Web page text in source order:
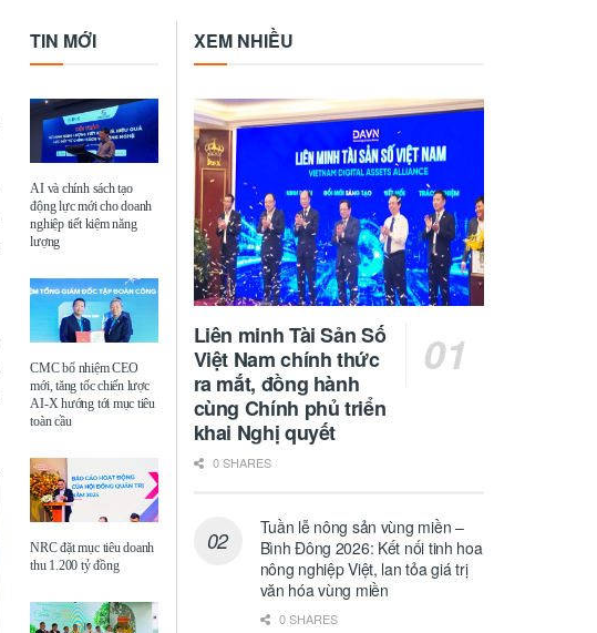
TIN MỚI
AI và chính sách tạo
động lực mới cho doanh
nghiệp tiết kiệm năng
lượng
CMC bổ nhiệm CEO
mới, tăng tốc chiến lược
AI-X hướng tới mục tiêu
toàn cầu
NRC đặt mục tiêu doanh
thu 1.200 tỷ đồng
XEM NHIỀU
Liên minh Tài Sản Số
Việt Nam chính thức
ra mắt, đồng hành
cùng Chính phủ triển
khai Nghị quyết
0 SHARES
Tuần lễ nông sản vùng miền –
Bình Đông 2026: Kết nối tinh hoa
nông nghiệp Việt, lan tỏa giá trị
văn hóa vùng miền
0 SHARES